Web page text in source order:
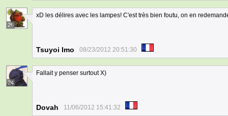
26
xD les délires avec les lampes! C'est très bien foutu, on en
Tsuyoi Imo 08/23/2012 20:51:30
24
Fallait y penser surtout X)
Dovah 11/06/2012 15:41:32